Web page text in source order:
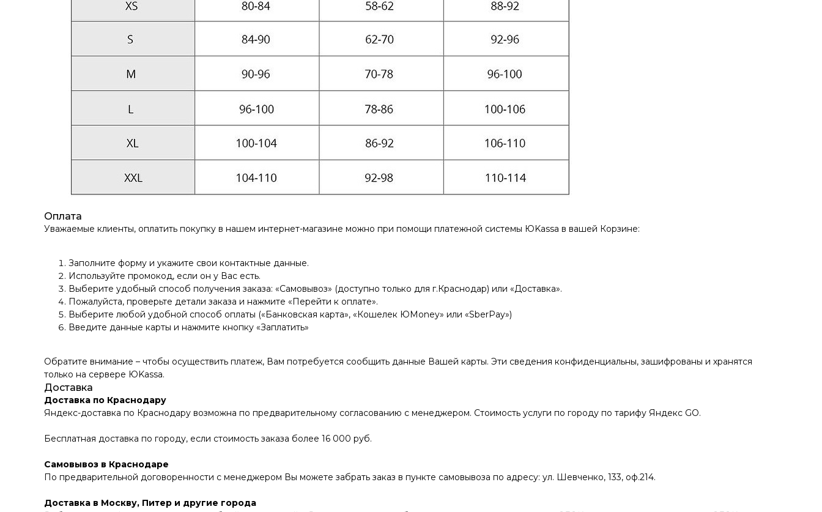
Оплата
Уважаемые клиенты, оплатить покупку в нашем интернет-магазине можно при помощи платежной системы ЮKassа в вашей Корзине:
Заполните форму и укажите свои контактные данные.
Используйте промокод, если он у Вас есть.
Выберите удобный способ получения заказа: «Самовывоз» (доступно только для г.Краснодар) или «Доставка».
Пожалуйста, проверьте детали заказа и нажмите «Перейти к оплате».
Выберите любой удобной способ оплаты («Банковская карта», «Кошелек ЮMoney» или «SberPay»)
Введите данные карты и нажмите кнопку «Заплатить»
Обратите внимание – чтобы осуществить платеж, Вам потребуется сообщить данные Вашей карты. Эти сведения конфиденциальны, зашифрованы и хранятся
только на сервере ЮKassа.
Доставка
Доставка по Краснодару
Яндекс-доставка по Краснодару возможна по предварительному согласованию с менеджером. Стоимость услуги по городу по тарифу Яндекс GO.
Бесплатная доставка по городу, если стоимость заказа более 16 000 руб.
Самовывоз в Краснодаре
По предварительной договоренности с менеджером Вы можете забрать заказ в пункте самовывоза по адресу: ул. Шевченко, 133, оф.214.
Доставка в Москву, Питер и другие города